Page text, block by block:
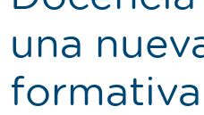
Oferta de plazas
Ser residente
Contacto
una